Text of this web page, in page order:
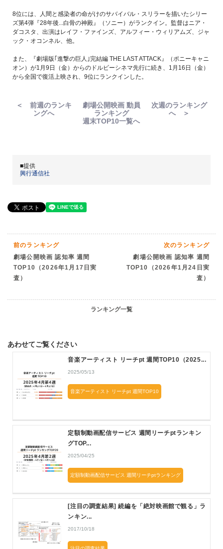
8位には、人間と感染者の命がけのサバイバル・スリラーを描いたシリー
ズ第4弾『28年後...白骨の神殿』（ソニー）がランクイン。監督はニア・
ダコスタ、出演はレイフ・ファインズ、アルフィー・ウィリアムズ、ジャ
ック・オコンネル、他。
また、『劇場版｢進撃の巨人｣完結編 THE LAST ATTACK』（ポニーキャニ
オン）が1月9日（金）からのドルビーシネマ先行に続き、1月16日（金）
から全国で復活上映され、9位にランクインした。
＜ 前週のランキ
ングへ
劇場公開映画 動員
ランキング
週末TOP10一覧へ
次週のランキング
へ ＞
■提供
興行通信社
前のランキング
劇場公開映画 認知率 週間
TOP10（2026年1月17日実
査）
次のランキング
劇場公開映画 認知率 週間
TOP10（2026年1月24日実
査）
ランキング一覧
あわせてご覧ください
音楽アーティスト リーチpt 週間TOP10（2025...
2025/05/13
音楽アーティスト リーチpt 週間TOP10
定額制動画配信サービス 週間リーチptランキン
グTOP...
2025/04/25
定額制動画配信サービス 週間リーチptランキング
[注目の調査結果] 続編を「絶対映画館で観る」ラ
ンキン...
2017/10/18